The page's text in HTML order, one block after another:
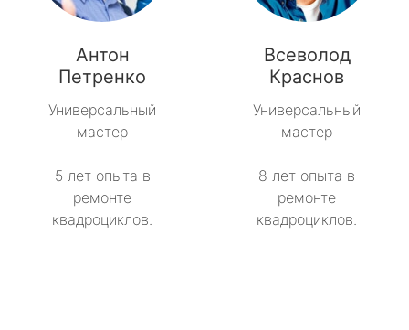
Антон
Петренко
Универсальный
мастер
5 лет опыта в
ремонте
квадроциклов.
Всеволод
Краснов
Универсальный
мастер
8 лет опыта в
ремонте
квадроциклов.